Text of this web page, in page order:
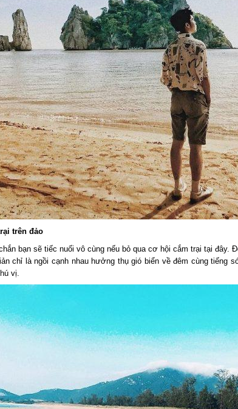
trên đảo
bạn sẽ tiếc nuối vô cùng nếu bỏ qua cơ hội cắm trại tại đây.
chỉ là ngồi cạnh nhau hưởng thụ gió biển về đêm cùng tiếng
vị.